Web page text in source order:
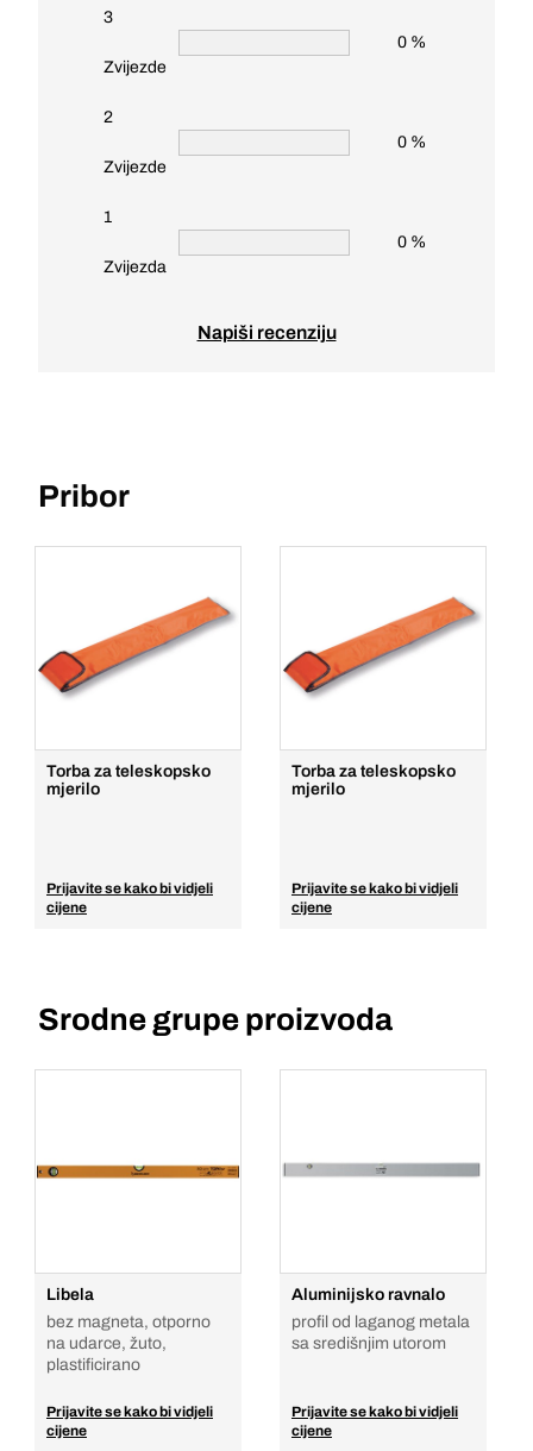
3
Zvijezde
0 %
2
Zvijezde
0 %
1
Zvijezda
0 %
Napiši recenziju
Pribor
Torba za teleskopsko
mjerilo
Prijavite se kako bi vidjeli
cijene
Torba za teleskopsko
mjerilo
Prijavite se kako bi vidjeli
cijene
Srodne grupe proizvoda
Libela
bez magneta, otporno
na udarce, žuto,
plastificirano
Prijavite se kako bi vidjeli
cijene
Aluminijsko ravnalo
profil od laganog metala
sa središnjim utorom
Prijavite se kako bi vidjeli
cijene